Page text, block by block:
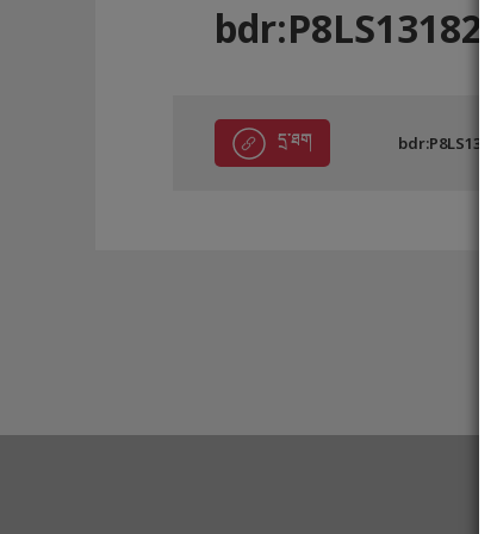
bdr:P8LS13182
དྲ་ཐག bdr:P8LS13182